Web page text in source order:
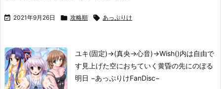
 2021年9月26日  攻略順  あっぷりけ
ユキ(固定)→(真央→心音)→Wish()内は自由で
す 見上げた空におちていく 黄昏の先にのぼる
明日 −あっぷりけFanDisc−